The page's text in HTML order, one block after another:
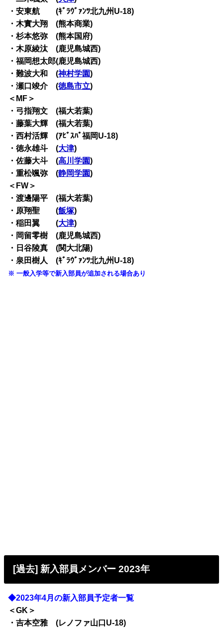
・安東航 (ｷﾞﾗｳﾞｧﾝﾂ北九州U-18)
・木實大翔 (熊本商業)
・杉本悠弥 (熊本国府)
・木原綾汰 (鹿児島城西)
・福岡想太郎(鹿児島城西)
・難波大和 (神村学園)
・瀬口竣介 (徳島市立)
＜MF＞
・弓指翔文 (福大若葉)
・藤葉大輝 (福大若葉)
・西村活輝 (ｱﾋﾞｽﾊﾟ福岡U-18)
・徳永雄斗 (大津)
・佐藤大斗 (高川学園)
・重松颯弥 (静岡学園)
＜FW＞
・渡邊陽平 (福大若葉)
・原翔聖 (飯塚)
・稲田翼 (大津)
・岡留零樹 (鹿児島城西)
・日谷陵真 (関大北陽)
・泉田樹人 (ｷﾞﾗｳﾞｧﾝﾂ北九州U-18)
※ 一般入学等で新入部員が追加される場合あり
[過去] 新入部員メンバー 2023年
◆2023年4月の新入部員予定者一覧
＜GK＞
・吉本空雅 (レノファ山口U-18)